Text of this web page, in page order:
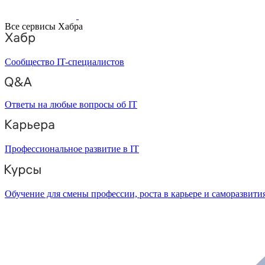
Все сервисы Хабра
Сообщество IT-специалистов
Ответы на любые вопросы об IT
Профессиональное развитие в IT
Обучение для смены профессии, роста в карьере и